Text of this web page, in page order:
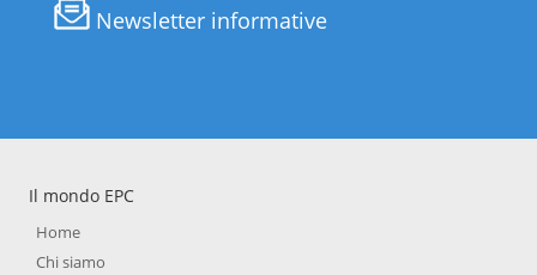
Newsletter informative
Il mondo EPC
Home
Chi siamo